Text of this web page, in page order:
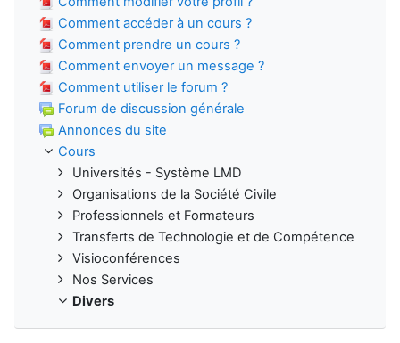
Comment accéder à un cours ?
Comment prendre un cours ?
Comment envoyer un message ?
Comment utiliser le forum ?
Forum de discussion générale
Annonces du site
Cours
Universités - Système LMD
Organisations de la Société Civile
Professionnels et Formateurs
Transferts de Technologie et de Compétence
Visioconférences
Nos Services
Divers